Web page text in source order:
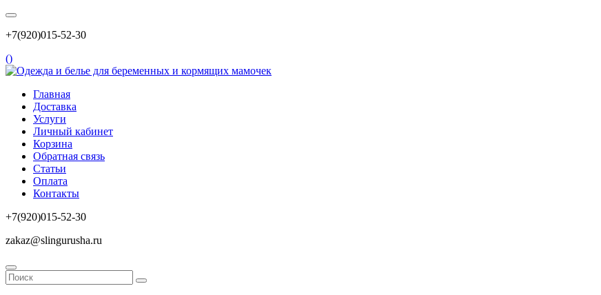
+7(920)015-52-30
()
Главная
Доставка
Услуги
Личный кабинет
Корзина
Обратная связь
Статьи
Оплата
Контакты
+7(920)015-52-30
zakaz@slingurusha.ru